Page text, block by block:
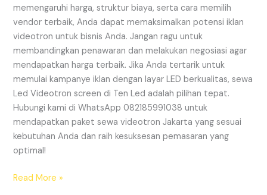
memengaruhi harga, struktur biaya, serta cara memilih
vendor terbaik, Anda dapat memaksimalkan potensi iklan
videotron untuk bisnis Anda. Jangan ragu untuk
membandingkan penawaran dan melakukan negosiasi agar
mendapatkan harga terbaik. Jika Anda tertarik untuk
memulai kampanye iklan dengan layar LED berkualitas, sewa
Led Videotron screen di Ten Led adalah pilihan tepat.
Hubungi kami di WhatsApp 082185991038 untuk
mendapatkan paket sewa videotron Jakarta yang sesuai
kebutuhan Anda dan raih kesuksesan pemasaran yang
optimal!
Read More »